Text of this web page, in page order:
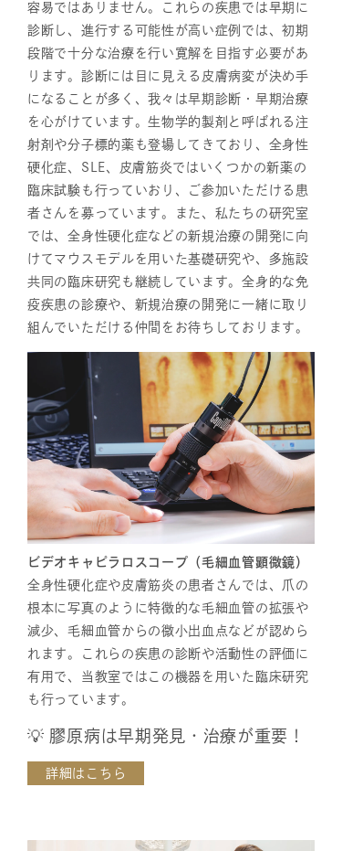
容易ではありません。これらの疾患では早期に
診断し、進行する可能性が高い症例では、初期
段階で十分な治療を行い寛解を目指す必要があ
ります。診断には目に見える皮膚病変が決め手
になることが多く、我々は早期診断・早期治療
を心がけています。生物学的製剤と呼ばれる注
射剤や分子標的薬も登場してきており、全身性
硬化症、SLE、皮膚筋炎ではいくつかの新薬の
臨床試験も行っていおり、ご参加いただける患
者さんを募っています。また、私たちの研究室
では、全身性硬化症などの新規治療の開発に向
けてマウスモデルを用いた基礎研究や、多施設
共同の臨床研究も継続しています。全身的な免
疫疾患の診療や、新規治療の開発に一緒に取り
組んでいただける仲間をお待ちしております。
ビデオキャピラロスコープ（毛細血管顕微鏡）
全身性硬化症や皮膚筋炎の患者さんでは、爪の
根本に写真のように特徴的な毛細血管の拡張や
減少、毛細血管からの微小出血点などが認めら
れます。これらの疾患の診断や活動性の評価に
有用で、当教室ではこの機器を用いた臨床研究
も行っています。
💡 膠原病は早期発見・治療が重要！
詳細はこちら